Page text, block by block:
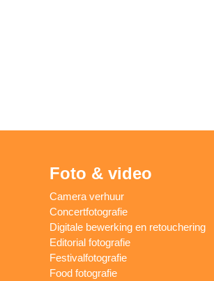
Foto & video
Camera verhuur
Concertfotografie
Digitale bewerking en retouchering
Editorial fotografie
Festivalfotografie
Food fotografie